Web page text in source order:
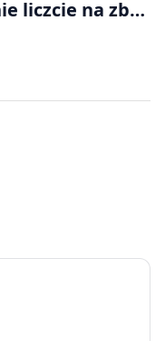
liczcie na zbyt